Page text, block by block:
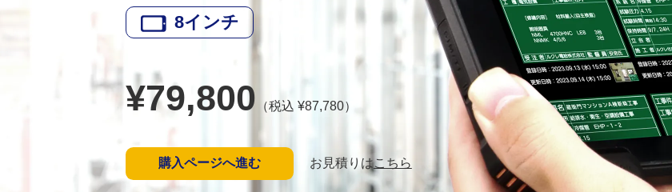
8インチ
¥79,800 （税込 ¥87,780）
購入ページへ進む お見積りはこちら